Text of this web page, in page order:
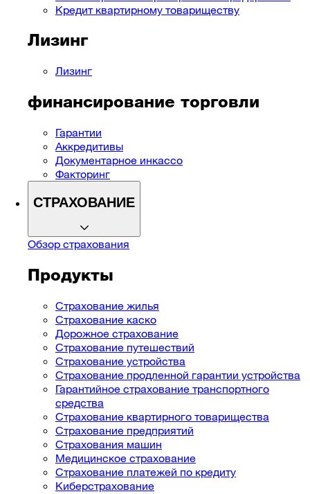
Кредит квартирному товариществу
Лизинг
Лизинг
финансирование торговли
Гарантии
Аккредитивы
Документарное инкассо
Факторинг
СТРАХОВАНИЕ
Обзор страхования
Продукты
Страхование жилья
Страхование каско
Дорожное страхование
Страхование путешествий
Страхование устройства
Страхование продленной гарантии устройства
Гарантийное страхование транспортного
средства
Страхование квартирного товарищества
Страхование предприятий
Cтрахования машин
Медицинское страхование
Страхование платежей по кредиту
Киберстрахование